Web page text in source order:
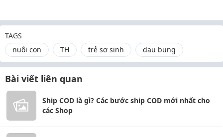
TAGS
nuôi con
TH trẻ sơ sinh dau bung
Bài viết liên quan
Ship COD là gì? Các bước ship COD mới nhất cho
các Shop